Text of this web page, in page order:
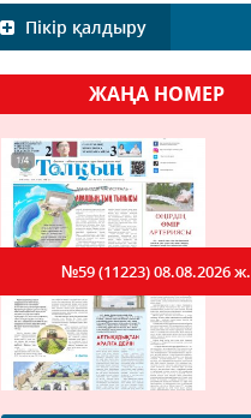
Пікір қалдыру
ЖАҢА НОМЕР
№59 (11223)08.08.2026 ж.